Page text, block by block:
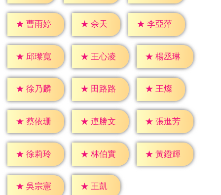
★ 曹雨婷 ★ 余天 ★ 李亞萍
★ 邱瓈寬 ★ 王心凌 ★ 楊丞琳
★ 徐乃麟 ★ 田路路 ★ 王燦
★ 蔡依珊 ★ 連勝文 ★ 張進芳
★ 徐莉玲 ★ 林伯實 ★ 黃鐙輝
★ 吳宗憲 ★ 王凱